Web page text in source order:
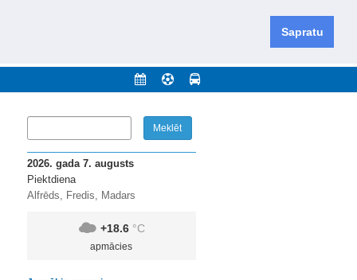
Sapratu
novadu un apkārtējos novadus un pilsētas.
2026. gada 7. augusts
Piektdiena
Alfrēds, Fredis, Madars
+18.6 °C
apmācies